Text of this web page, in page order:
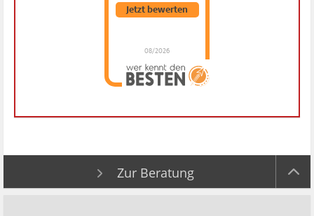
08/2026
Jetzt bewerten
Dr. Hubert Menken
hat4.88 von5
MenkenBewertungen
Zur Beratung